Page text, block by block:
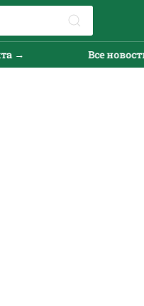
Все новости